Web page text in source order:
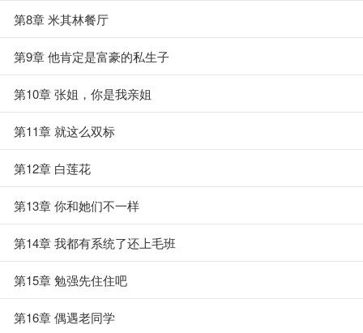
第8章 米其林餐厅
第9章 他肯定是富豪的私生子
第10章 张姐，你是我亲姐
第11章 就这么双标
第12章 白莲花
第13章 你和她们不一样
第14章 我都有系统了还上毛班
第15章 勉强先住住吧
第16章 偶遇老同学